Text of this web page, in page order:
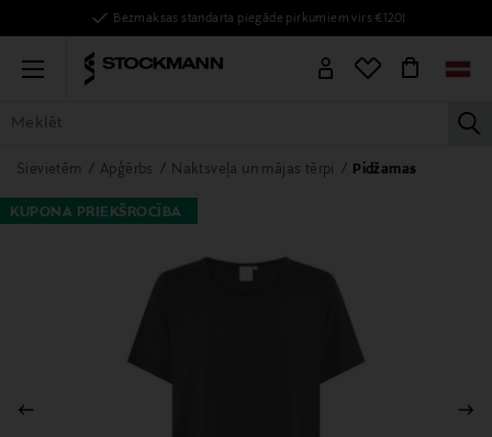
Bezmaksas standarta piegāde pirkumiem virs €120!
Menu
VISAS PRECES SIEVIETĒM VĪRIEŠIEM BĒRNIEM
Sievietēm Apģērbs Naktsveļa un mājas tērpi Pidžamas
KUPONA PRIEKŠROCĪBA